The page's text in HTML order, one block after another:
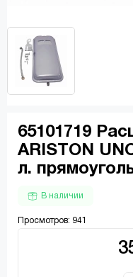
65101719
ARISTON
л.
В наличии
Просмотров: 941